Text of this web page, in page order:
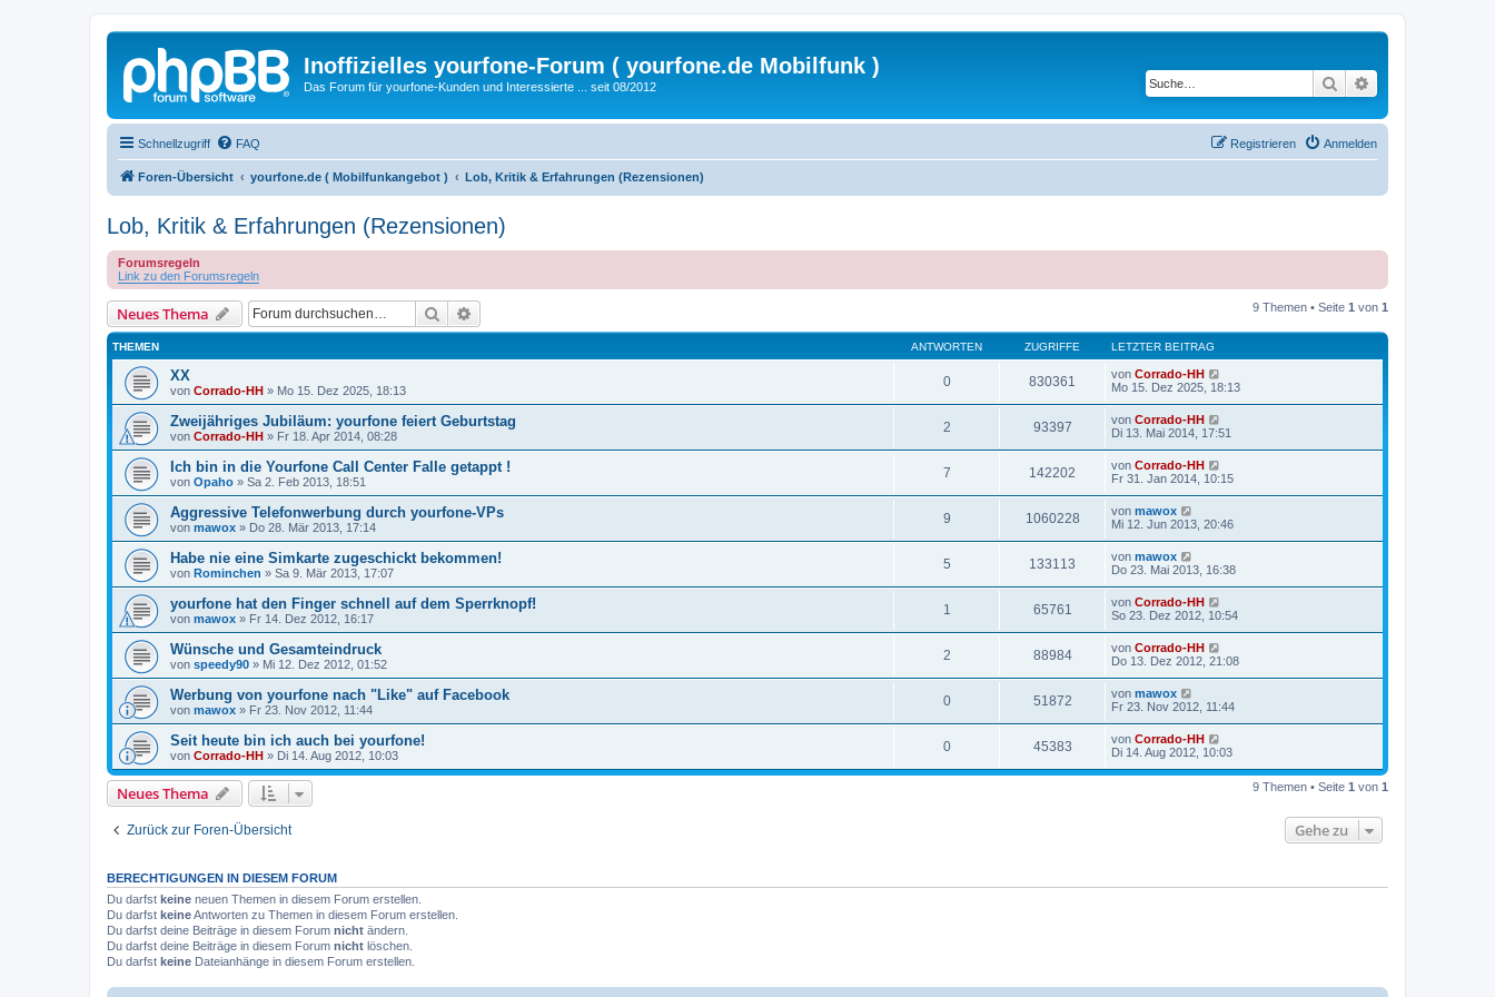
Inoffizielles yourfone-Forum ( yourfone.de Mobilfunk )
Das Forum für yourfone-Kunden und Interessierte ... seit 08/2012 Suche
Schnellzugriff FAQ Anmelden
Registrieren
Foren-Übersicht yourfone.de ( Mobilfunkangebot ) Lob, Kritik & Erfahrungen (Rezensionen)
Lob, Kritik & Erfahrungen (Rezensionen)
Forumsregeln
Link zu den Forumsregeln
Neues Thema Suche 9 Themen • Seite 1 von 1
THEMEN ANTWORTEN ZUGRIFFE LETZTER BEITRAG
XX
von Corrado-HH » Mo 15. Dez 2025, 18:13
0 830361 von Corrado-HH
Mo 15. Dez 2025, 18:13
Zweijähriges Jubiläum: yourfone feiert Geburtstag
von Corrado-HH » Fr 18. Apr 2014, 08:28
2 93397 von Corrado-HH
Di 13. Mai 2014, 17:51
Ich bin in die Yourfone Call Center Falle getappt !
von Opaho » Sa 2. Feb 2013, 18:51
7 142202 von Corrado-HH
Fr 31. Jan 2014, 10:15
Aggressive Telefonwerbung durch yourfone-VPs
von mawox » Do 28. Mär 2013, 17:14
9 1060228 von mawox
Mi 12. Jun 2013, 20:46
Habe nie eine Simkarte zugeschickt bekommen!
von Rominchen » Sa 9. Mär 2013, 17:07
5 133113 von mawox
Do 23. Mai 2013, 16:38
yourfone hat den Finger schnell auf dem Sperrknopf!
von mawox » Fr 14. Dez 2012, 16:17
1 65761 von Corrado-HH
So 23. Dez 2012, 10:54
Wünsche und Gesamteindruck
von speedy90 » Mi 12. Dez 2012, 01:52
2 88984 von Corrado-HH
Do 13. Dez 2012, 21:08
Werbung von yourfone nach "Like" auf Facebook
von mawox » Fr 23. Nov 2012, 11:44
0 51872 von mawox
Fr 23. Nov 2012, 11:44
Seit heute bin ich auch bei yourfone!
von Corrado-HH » Di 14. Aug 2012, 10:03
0 45383 von Corrado-HH
Di 14. Aug 2012, 10:03
Neues Thema 9 Themen • Seite 1 von 1
Zurück zur Foren-Übersicht Gehe zu
BERECHTIGUNGEN IN DIESEM FORUM
Du darfst keine neuen Themen in diesem Forum erstellen.
Du darfst keineAntworten zu Themen in diesem Forum erstellen.
Du darfst deine Beiträge in diesem Forum nicht ändern.
Du darfst deine Beiträge in diesem Forum nicht löschen.
Du darfst keine Dateianhänge in diesem Forum erstellen.